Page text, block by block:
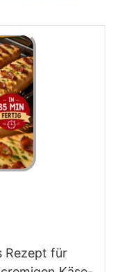
Rezept für